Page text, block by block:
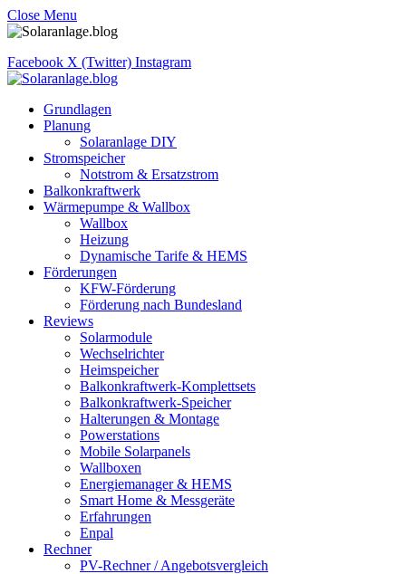
Close Menu
Facebook X (Twitter) Instagram
Grundlagen
Planung
Solaranlage DIY
Stromspeicher
Notstrom & Ersatzstrom
Balkonkraftwerk
Wärmepumpe & Wallbox
Wallbox
Heizung
Dynamische Tarife & HEMS
Förderungen
KFW-Förderung
Förderung nach Bundesland
Reviews
Solarmodule
Wechselrichter
Heimspeicher
Balkonkraftwerk-Komplettsets
Balkonkraftwerk-Speicher
Halterungen & Montage
Powerstations
Mobile Solarpanels
Wallboxen
Energiemanager & HEMS
Smart Home & Messgeräte
Erfahrungen
Enpal
Rechner
PV-Rechner / Angebotsvergleich